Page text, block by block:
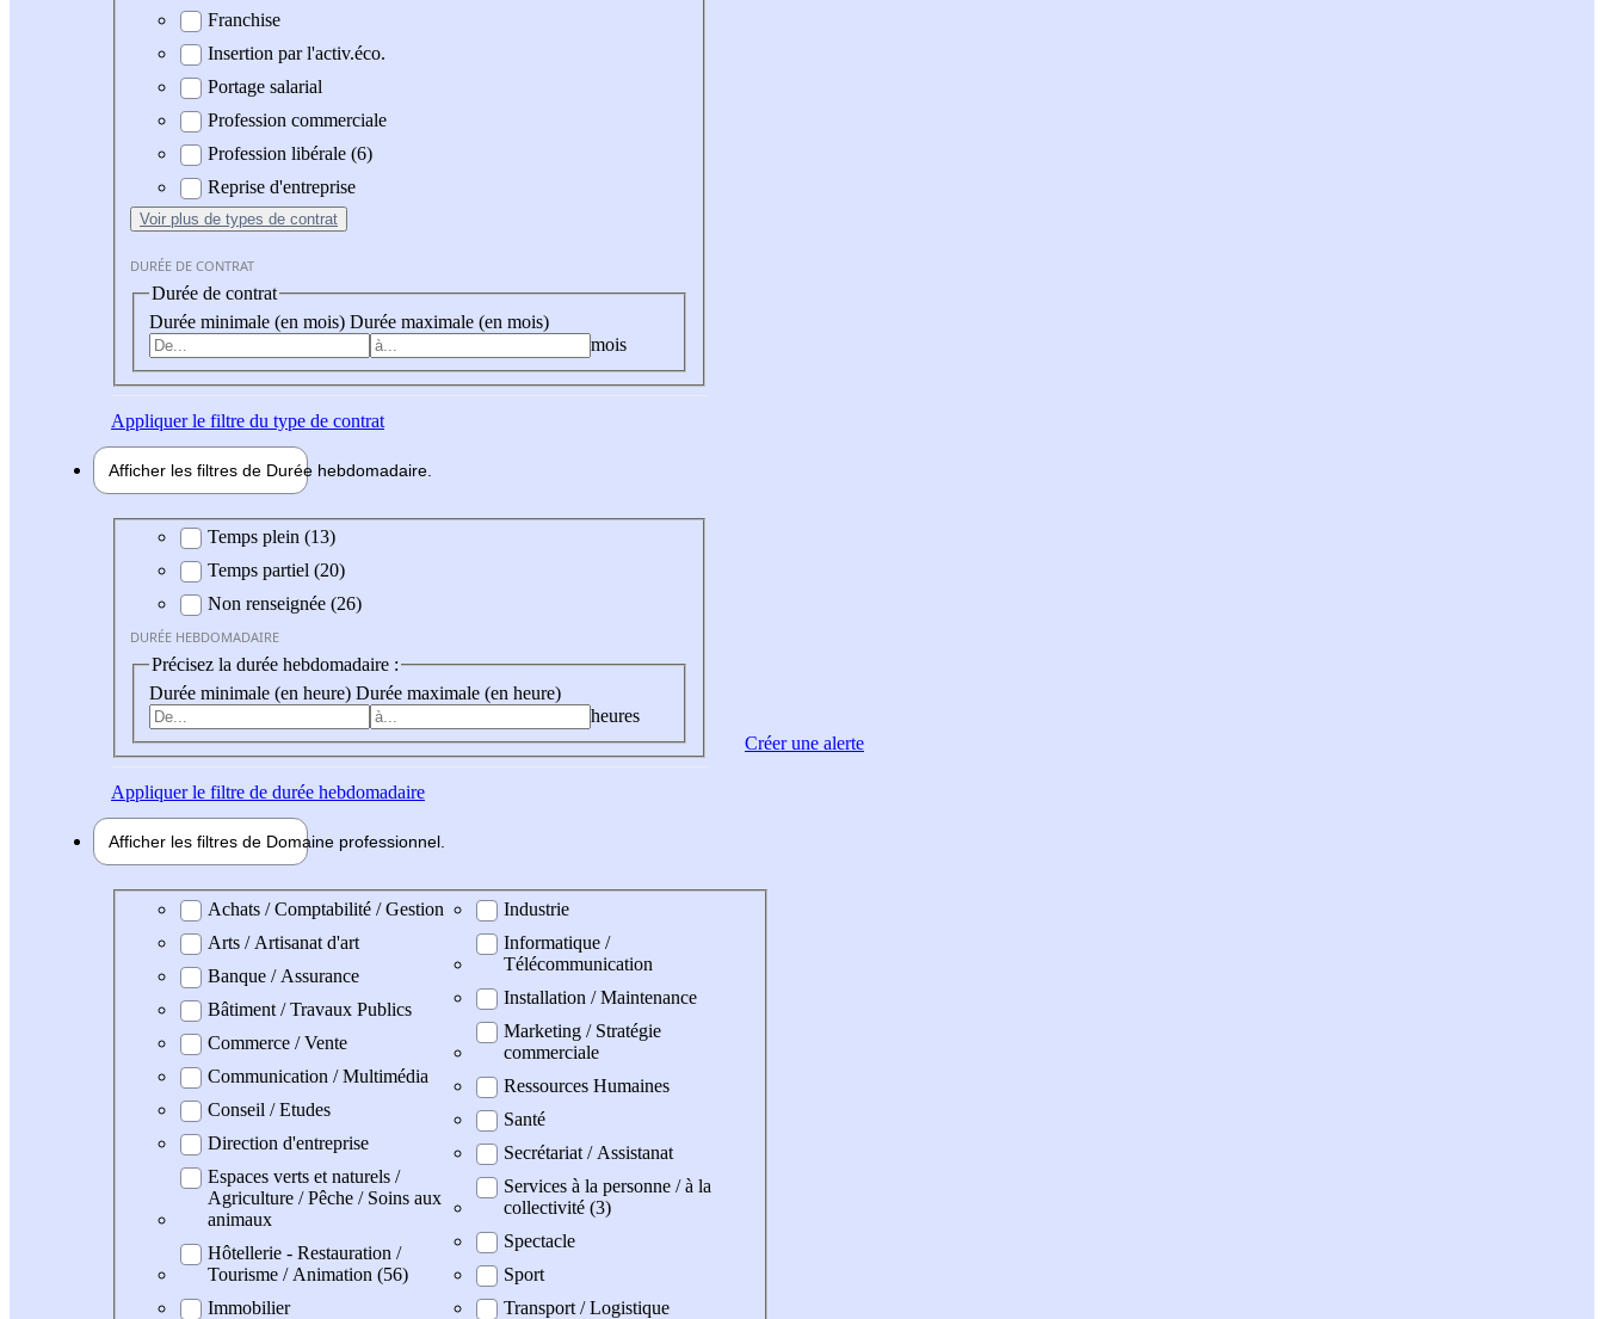
Franchise
Insertion par l'activ.éco.
Portage salarial
Profession commerciale
Profession libérale (6)
Reprise d'entreprise
Voir plus de types de contrat
DURÉE DE CONTRAT
Durée de contrat
Durée minimale (en mois) Durée maximale (en mois)
mois
Appliquerle filtre du type de contrat
Afficher les filtres de Durée hebdomadaire
Durée hebdomadaire
Temps plein (13)
Temps partiel (20)
Non renseignée (26)
DURÉE HEBDOMADAIRE
Précisez la durée hebdomadaire :
Durée minimale (en heure) Durée maximale (en heure)
heures
Appliquerle filtre de durée hebdomadaire
Afficher les filtres de Domaine professionnel
Domaine professionel
Achats / Comptabilité / Gestion
Arts / Artisanat d'art
Banque / Assurance
Bâtiment / Travaux Publics
Commerce / Vente
Communication / Multimédia
Conseil / Etudes
Direction d'entreprise
Espaces verts et naturels /
Agriculture / Pêche / Soins aux
animaux
Hôtellerie - Restauration /
Tourisme / Animation (56)
Immobilier
Industrie
Informatique /
Télécommunication
Installation / Maintenance
Marketing / Stratégie
commerciale
Ressources Humaines
Santé
Secrétariat / Assistanat
Services à la personne / à la
collectivité (3)
Spectacle
Sport
Transport / Logistique
Créer une alerte